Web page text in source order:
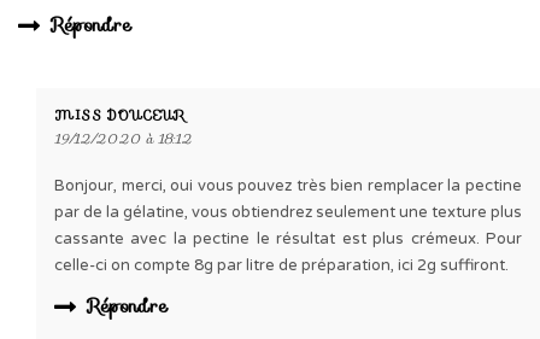
Répondre
MISS DOUCEUR
19/12/2020 à 18:12
Bonjour, merci, oui vous pouvez très bien remplacer la pectine
par de la gélatine, vous obtiendrez seulement une texture plus
cassante avec la pectine le résultat est plus crémeux. Pour
celle-ci on compte 8g par litre de préparation, ici 2g suffiront.
Répondre